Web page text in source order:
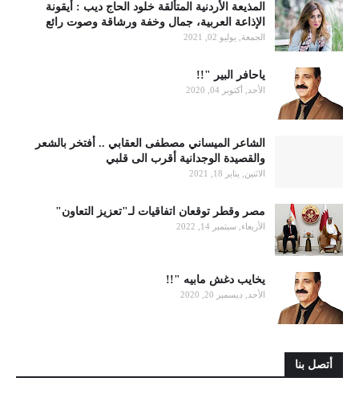
المذيعة الأردنية المتألقة خلود الحاج ديب : أيقونة
الإذاعة العربية، جمال وخفة ورشاقة وصوت رائع
الجمعة, يوليو 02, 2021
ياحافر البير "!!
الأحد, أكتوبر 04, 2020
الشاعر الميساني مصطفى العقابي .. أفتخر بالشعر
والقصيدة الوجدانية أقرب الى قلبي
الاثنين, يناير 18, 2021
مصر وقطر توقعان اتفاقيات لـ"تعزيز التعاون"
الأربعاء, سبتمبر 14, 2022
يخايب دغش مابيه "!!
الأحد, ديسمبر 20, 2020
أتصل بنا